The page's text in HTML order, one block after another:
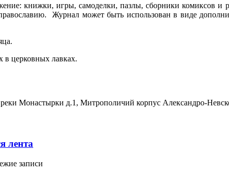
книжки, игры, самоделки, пазлы, сборники комиксов и
Журнал может быть использован в виде
церковных лавках.
Монастырки д.1, Митрополичий корпус Александро-
лента
записи